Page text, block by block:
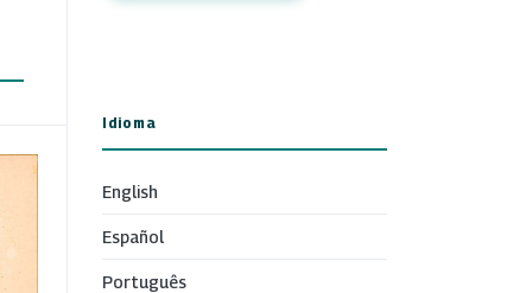
Idioma
English
Español
Português